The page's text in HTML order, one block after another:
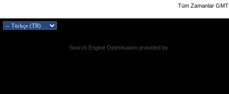
Tüm Zamanlar
Search Engine Optimisation provided by